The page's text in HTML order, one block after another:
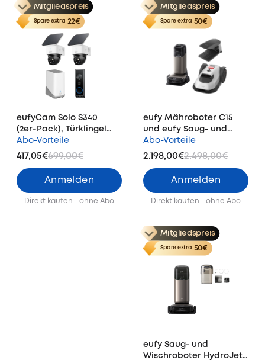
Mitgliedspreis
Spare extra 22€
eufyCam Solo S340
(2er‑Pack), Türklingel
mit Kamera E340
(Akkubetrieben) und
Abo-Vorteile
417,05€699,00€
Anmelden
Direkt kaufen - ohne Abo
Mitgliedspreis
Spare extra 50€
eufy Mähroboter C15
und eufy Saug- und
Wischroboter HydroJet
S2
Abo-Vorteile
2.198,00€2.498,00€
Anmelden
Direkt kaufen - ohne Abo
Mitgliedspreis
Spare extra 50€
eufy Saug- und
Wischroboter HydroJet